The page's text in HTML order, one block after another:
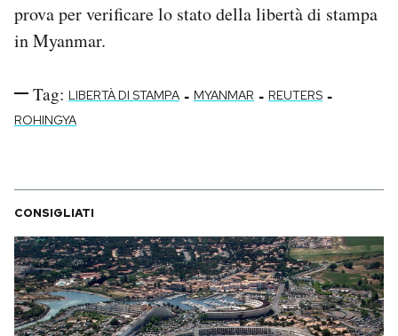
prova per verificare lo stato della libertà di stampa
in Myanmar.
Tag: LIBERTÀ DI STAMPA - MYANMAR - REUTERS -
ROHINGYA
CONSIGLIATI